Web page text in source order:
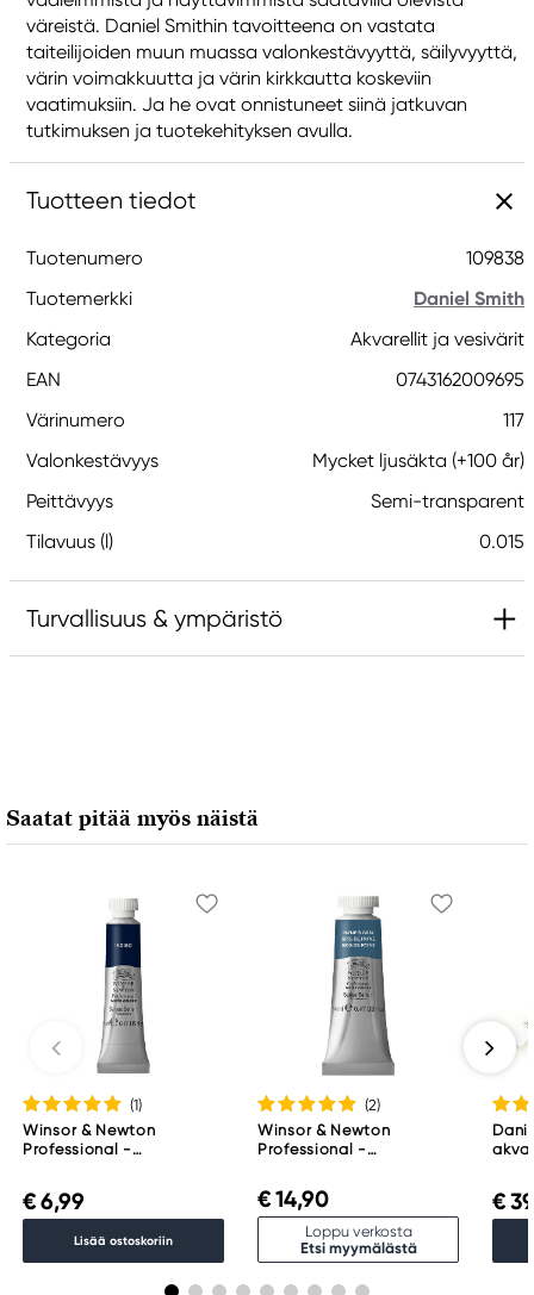
väreistä. Daniel Smithin tavoitteena on vastata
taiteilijoiden muun muassa valonkestävyyttä, säilyvyyttä,
värin voimakkuutta ja värin kirkkautta koskeviin
vaatimuksiin. Ja he ovat onnistuneet siinä jatkuvan
tutkimuksen ja tuotekehityksen avulla.
Tuotteen tiedot
Tuotenumero
109838
Tuotemerkki
Daniel Smith
Kategoria
Akvarellit ja vesivärit
EAN
0743162009695
Värinumero
117
Valonkestävyys
Mycket ljusäkta (+100 år)
Peittävyys
Semi-transparent
Tilavuus (l)
0.015
Turvallisuus & ympäristö
1160 Köpenhamn K, Denmark
city@stelling.dk
Valmistaja
Daniel Smith
Daniel Smith Inc
4150 1ST Ave S Seattle, WA
98134-2302 United States
Saatat pitää myös näistä
(1)
Winsor & Newton
Professional -
€ 6,99
Lisää ostoskoriin
(2)
Winsor & Newton
Professional -
Payne's Gray 465
€ 14,90
Loppu verkosta
Etsi myymälästä
€